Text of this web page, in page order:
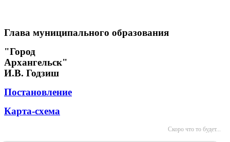
Глава муниципального образования
"Город
Архангельск"
И.В. Годзиш
Постановление
Карта-схема
Скоро что то будет...